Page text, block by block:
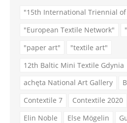
"15th International Triennial
"European Textile Network"
"paper art"
"textile art"
12th Baltic Mini Textile Gdynia
achęta National Art Gallery
Contextile 7
Contextile 2020
Elin Noble
Else Mögelin